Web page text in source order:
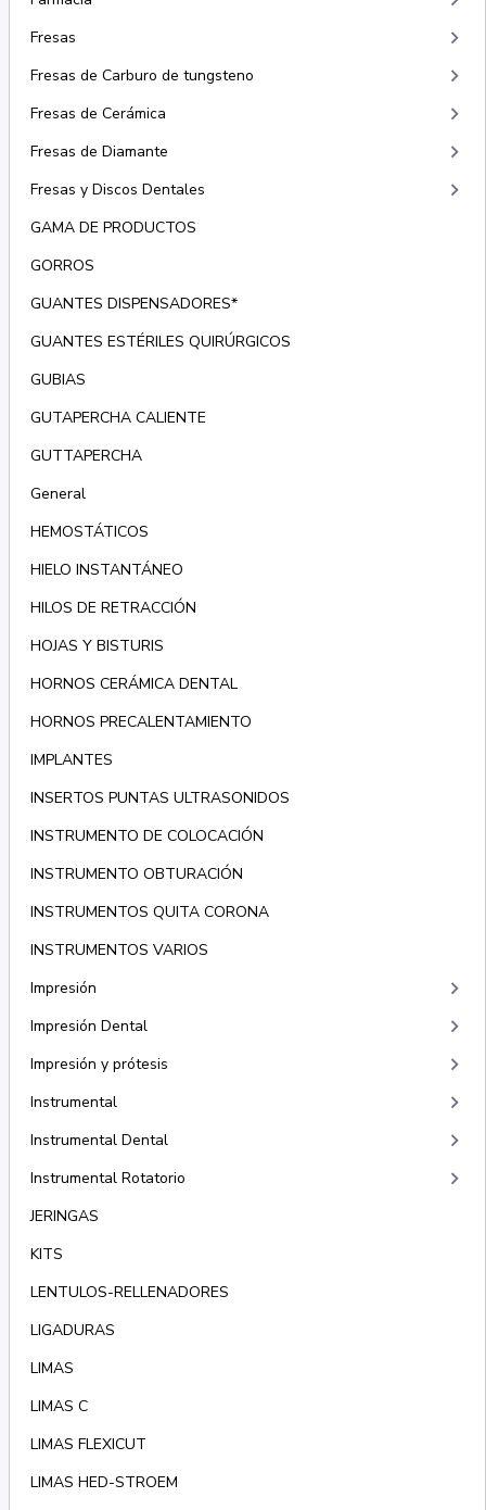
Fresas keyboard_arrow_right
Fresas de Carburo de tungsteno keyboard_arrow_right
Fresas de Cerámica keyboard_arrow_right
Fresas de Diamante keyboard_arrow_right
Fresas y Discos Dentales keyboard_arrow_right
GAMA DE PRODUCTOS
GORROS
GUANTES DISPENSADORES*
GUANTES ESTÉRILES QUIRÚRGICOS
GUBIAS
GUTAPERCHA CALIENTE
GUTTAPERCHA
General
HEMOSTÁTICOS
HIELO INSTANTÁNEO
HILOS DE RETRACCIÓN
HOJAS Y BISTURIS
HORNOS CERÁMICA DENTAL
HORNOS PRECALENTAMIENTO
IMPLANTES
INSERTOS PUNTAS ULTRASONIDOS
INSTRUMENTO DE COLOCACIÓN
INSTRUMENTO OBTURACIÓN
INSTRUMENTOS QUITA CORONA
INSTRUMENTOS VARIOS
Impresión
keyboard_arrow_right
Impresión Dental keyboard_arrow_right
Impresión y prótesis keyboard_arrow_right
Instrumental keyboard_arrow_right
Instrumental Dental keyboard_arrow_right
Instrumental Rotatorio keyboard_arrow_right
JERINGAS
KITS
LENTULOS-RELLENADORES
LIGADURAS
LIMAS
LIMAS C
LIMAS FLEXICUT
LIMAS HED-STROEM